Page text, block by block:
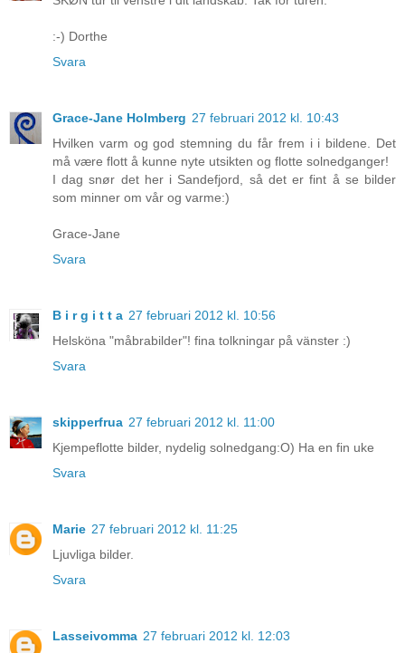
:-) Dorthe
Svara
Grace-Jane Holmberg 27 februari 2012 kl. 10:43
Hvilken varm og god stemning du får frem i i bildene. Det
må være flott å kunne nyte utsikten og flotte solnedganger!
I dag snør det her i Sandefjord, så det er fint å se bilder
som minner om vår og varme:)
Grace-Jane
Svara
B i r g i t t a 27 februari 2012 kl. 10:56
Helsköna "måbrabilder"! fina tolkningar på vänster :)
Svara
skipperfrua 27 februari 2012 kl. 11:00
Kjempeflotte bilder, nydelig solnedgang:O) Ha en fin uke
Svara
Marie 27 februari 2012 kl. 11:25
Ljuvliga bilder.
Svara
Lasseivomma 27 februari 2012 kl. 12:03